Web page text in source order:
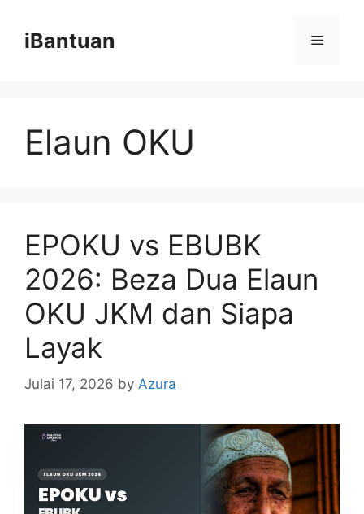
contentiBantuan Menu
Elaun OKU
EPOKU vs EBUBK
2026: Beza Dua Elaun
OKU JKM dan Siapa
Layak
Julai 17, 2026 by Azura